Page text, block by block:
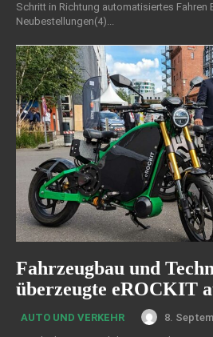
Schritt in Richtung automatisiertes Fahren BlueCruise ist bei allen
Neubestellungen(4)...
Fahrzeugbau und
überzeugte eROCKIT
AUTO UND VERKEHR
8.